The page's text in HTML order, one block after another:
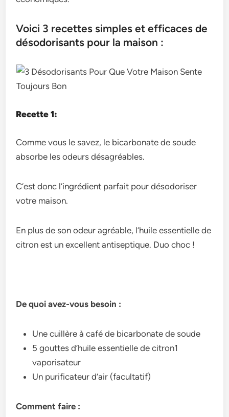
Voici 3 recettes simples et efficaces de
désodorisants pour la maison :
Recette 1:
Comme vous le savez, le bicarbonate de soude
absorbe les odeurs désagréables.
C’est donc l’ingrédient parfait pour désodoriser
votre maison.
En plus de son odeur agréable, l’huile essentielle de
citron est un excellent antiseptique. Duo choc !
De quoi avez-vous besoin :
Une cuillère à café de bicarbonate de soude
5 gouttes d’huile essentielle de citron1
vaporisateur
Un purificateur d’air (facultatif)
Comment faire :